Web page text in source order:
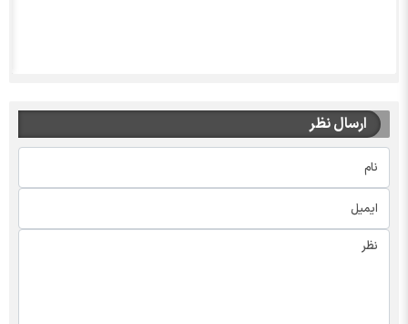
ارسال نظر